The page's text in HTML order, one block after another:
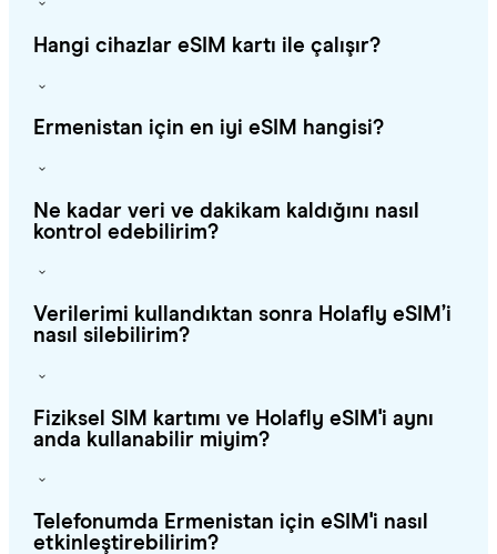
Hangi cihazlar eSIM kartı ile çalışır?
Ermenistan için en iyi eSIM hangisi?
Ne kadar veri ve dakikam kaldığını nasıl
kontrol edebilirim?
Verilerimi kullandıktan sonra Holafly eSIM’i
nasıl silebilirim?
Fiziksel SIM kartımı ve Holafly eSIM'i aynı
anda kullanabilir miyim?
Telefonumda Ermenistan için eSIM'i nasıl
etkinleştirebilirim?